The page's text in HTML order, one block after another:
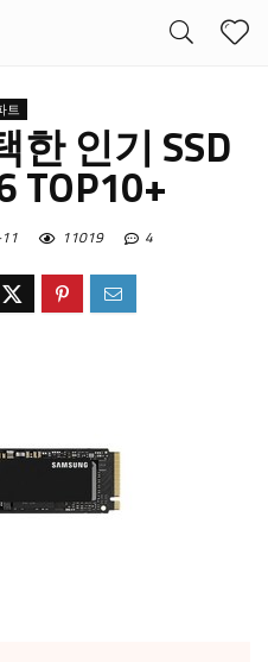
트
한 인기 SSD
TOP10+
11019 4